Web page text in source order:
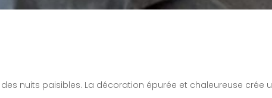
nuits paisibles. La décoration épurée et chaleureuse crée